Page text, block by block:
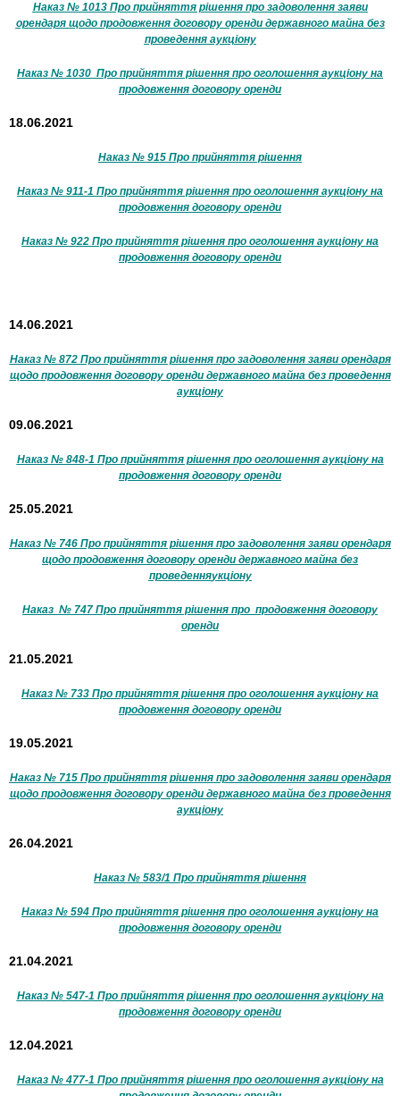
Наказ № 1013 Про прийняття рішення про задоволення заяви
орендаря щодо продовження договору оренди державного майна без
проведення аукціону
Наказ № 1030 Про прийняття рішення про оголошення аукціону на
продовження договору оренди
18.06.2021
Наказ № 915 Про прийняття рішення
Наказ № 911-1 Про прийняття рішення про оголошення аукціону на
продовження договору оренди
Наказ № 922 Про прийняття рішення про оголошення аукціону на
продовження договору оренди
14.06.2021
Наказ № 872 Про прийняття рішення про задоволення заяви орендаря
щодо продовження договору оренди державного майна без проведення
аукціону
09.06.2021
Наказ № 848-1 Про прийняття рішення про оголошення аукціону на
продовження договору оренди
25.05.2021
Наказ № 746 Про прийняття рішення про задоволення заяви орендаря
щодо продовження договору оренди державного майна без
проведенняукціону
Наказ № 747 Про прийняття рішення про продовження договору
оренди
21.05.2021
Наказ № 733 Про прийняття рішення про оголошення аукціону на
продовження договору оренди
19.05.2021
Наказ № 715 Про прийняття рішення про задоволення заяви орендаря
щодо продовження договору оренди державного майна без проведення
аукціону
26.04.2021
Наказ № 583/1 Про прийняття рішення
Наказ № 594 Про прийняття рішення про оголошення аукціону на
продовження договору оренди
21.04.2021
Наказ № 547-1 Про прийняття рішення про оголошення аукціону на
продовження договору оренди
12.04.2021
Наказ № 477-1 Про прийняття рішення про оголошення аукціону на